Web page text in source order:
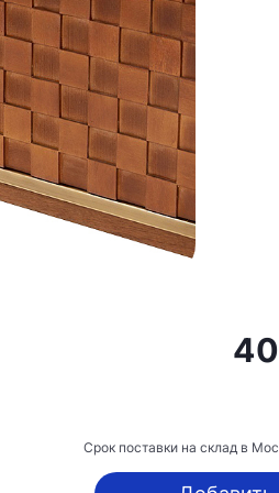
Срок поставки на склад в